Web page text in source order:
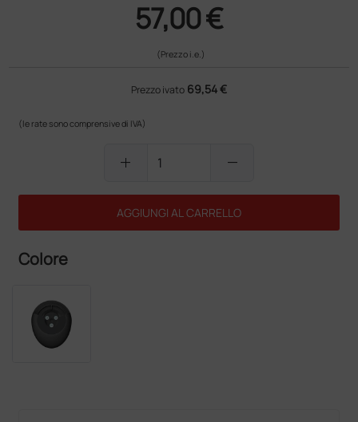
57,00 €
(Prezzo i.e.)
Prezzo ivato 69,54 €
(le rate sono comprensive di IVA)
add remove
AGGIUNGI AL CARRELLO
Colore